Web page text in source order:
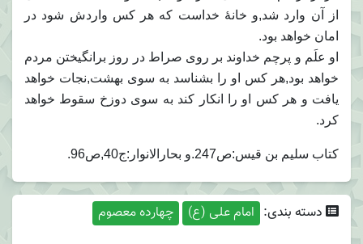
از آن وارد شد,و خانۀ خداست که هر کس واردش شود در
امان خواهد بود.
او علَم و پرچم خداوند بر روی صراط در روز برانگیختن مردم
خواهد بود,هر کس او را بشناسد به سوی بهشت,نجات خواهد
یافت و هر کس او را انکار کند به سوی دوزخ سقوط خواهد
کرد.
کتاب سلیم بن قیس:ص247.و بحارالانوار:ج40,ص96.
دسته بندی: امام علی (ع) چهارده معصوم